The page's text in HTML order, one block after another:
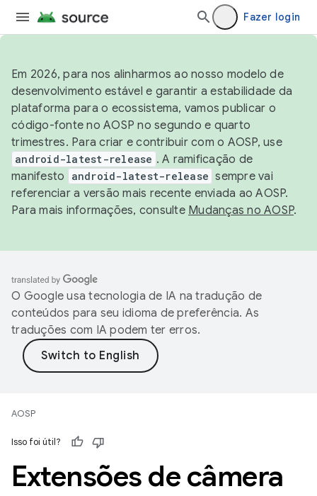
Fazer login
Em 2026, para nos alinharmos ao nosso modelo de
desenvolvimento estável e garantir a estabilidade da
plataforma para o ecossistema, vamos publicar o
código-fonte no AOSP no segundo e quarto
trimestres. Para criar e contribuir com o AOSP, use
android-latest-release . A ramificação de
manifesto
android-latest-release sempre vai
referenciar a versão mais recente enviada ao AOSP.
Para mais informações, consulte Mudanças no AOSP.
O Google usa tecnologia de IA na tradução de
conteúdos para seu idioma de preferência. As
traduções com IA podem ter erros.
AOSP
Isso foi útil?
Extensões de câmera